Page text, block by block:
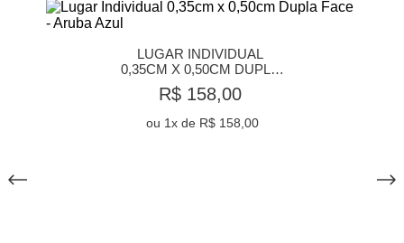
LUGAR INDIVIDUAL
0,35CM X 0,50CM DUPLA
FACE - ARUBA AZUL
R$ 158,00
ou 1x de R$ 158,00